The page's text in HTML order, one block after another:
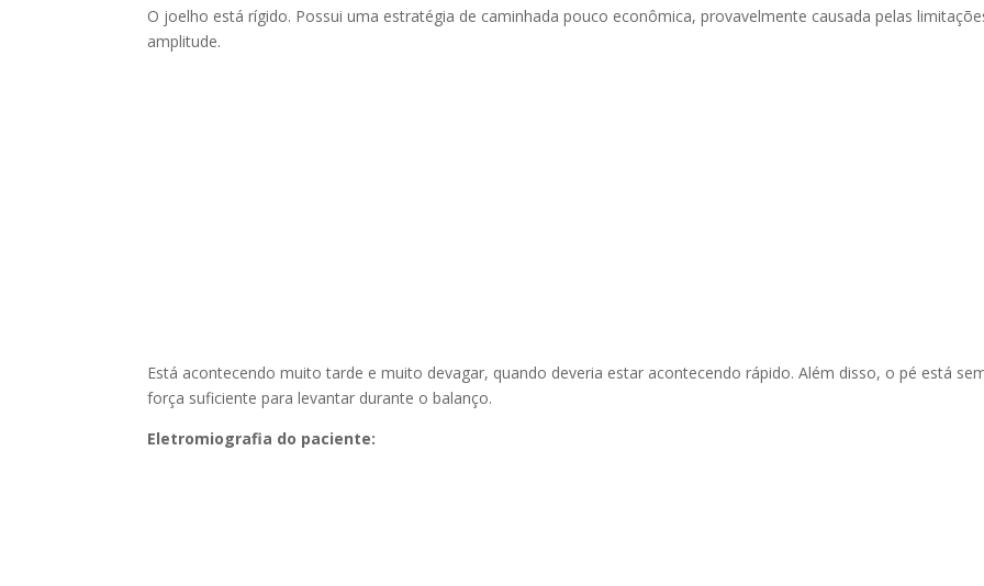
O joelho está rígido. Possui uma estratégia de caminhada pouco econômica, provavelmente causada pelas
amplitude.
Está acontecendo muito tarde e muito devagar, quando deveria estar acontecendo rápido. Além disso, o pé está
força suficiente para levantar durante o balanço.
Eletromiografia do paciente: